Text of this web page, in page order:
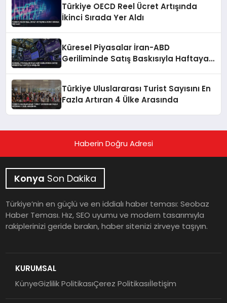
Türkiye OECD Reel Ücret Artışında
İkinci Sırada Yer Aldı
Küresel Piyasalar İran-ABD
Geriliminde Satış Baskısıyla Haftaya
Türkiye Uluslararası Turist Sayısını En
Fazla Artıran 4 Ülke Arasında
Haberin Doğru Adresi
Konya Son Dakika
Türkiye’nin en güçlü ve en iddialı haber teması: Seobaz
Haber Teması. Hız, SEO uyumu ve modern tasarımıyla
rakiplerinizi geride bırakın, haber sitenizi zirveye taşıyın.
KURUMSAL
KünyeGizlilik PolitikasıÇerez Politikasıİletişim